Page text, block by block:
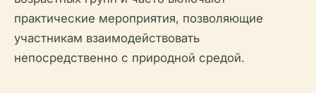
практические мероприятия, позволяющие
участникам взаимодействовать
непосредственно с природной средой.